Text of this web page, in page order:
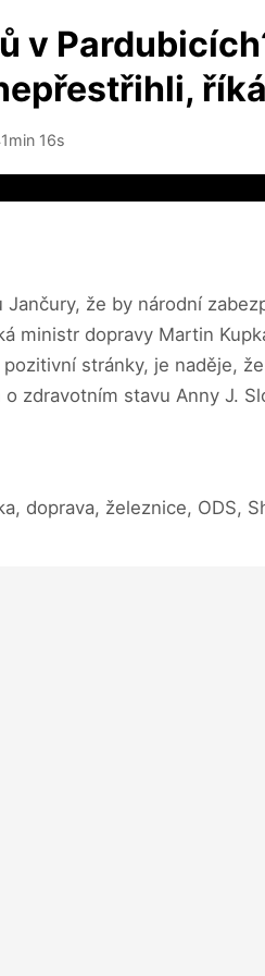
v
16s
Jančury, že by národní
ministr dopravy Martin
stránky, je naděje,
zdravotním stavu Anny J.
doprava, železnice, ODS,